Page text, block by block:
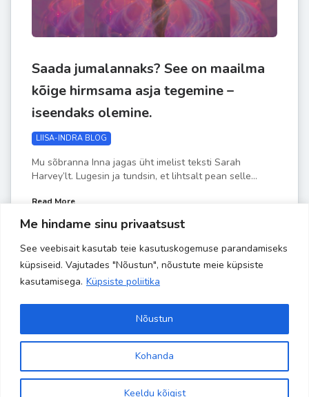
Me hindame sinu privaatsust
See veebisait kasutab teie kasutuskogemuse parandamiseks
küpsiseid. Vajutades "Nõustun", nõustute meie küpsiste
kasutamisega. Küpsiste poliitika
Kohanda
Keeldu kõigist
Nõustun
Saada jumalannaks? See on maailma
kõige hirmsama asja tegemine –
iseendaks olemine.
LIISA-INDRA BLOG
Mu sõbranna Inna jagas üht imelist teksti Sarah
Harvey’lt. Lugesin ja tundsin, et lihtsalt pean selle...
Read More
JUULI 27 byLiisa-Indra
Copyright 2024 Banaanisaar | All Rights Reserved | Powered by
Site is using a trial version of the theme. Please enter your
purchase code in theme settings to activate it or